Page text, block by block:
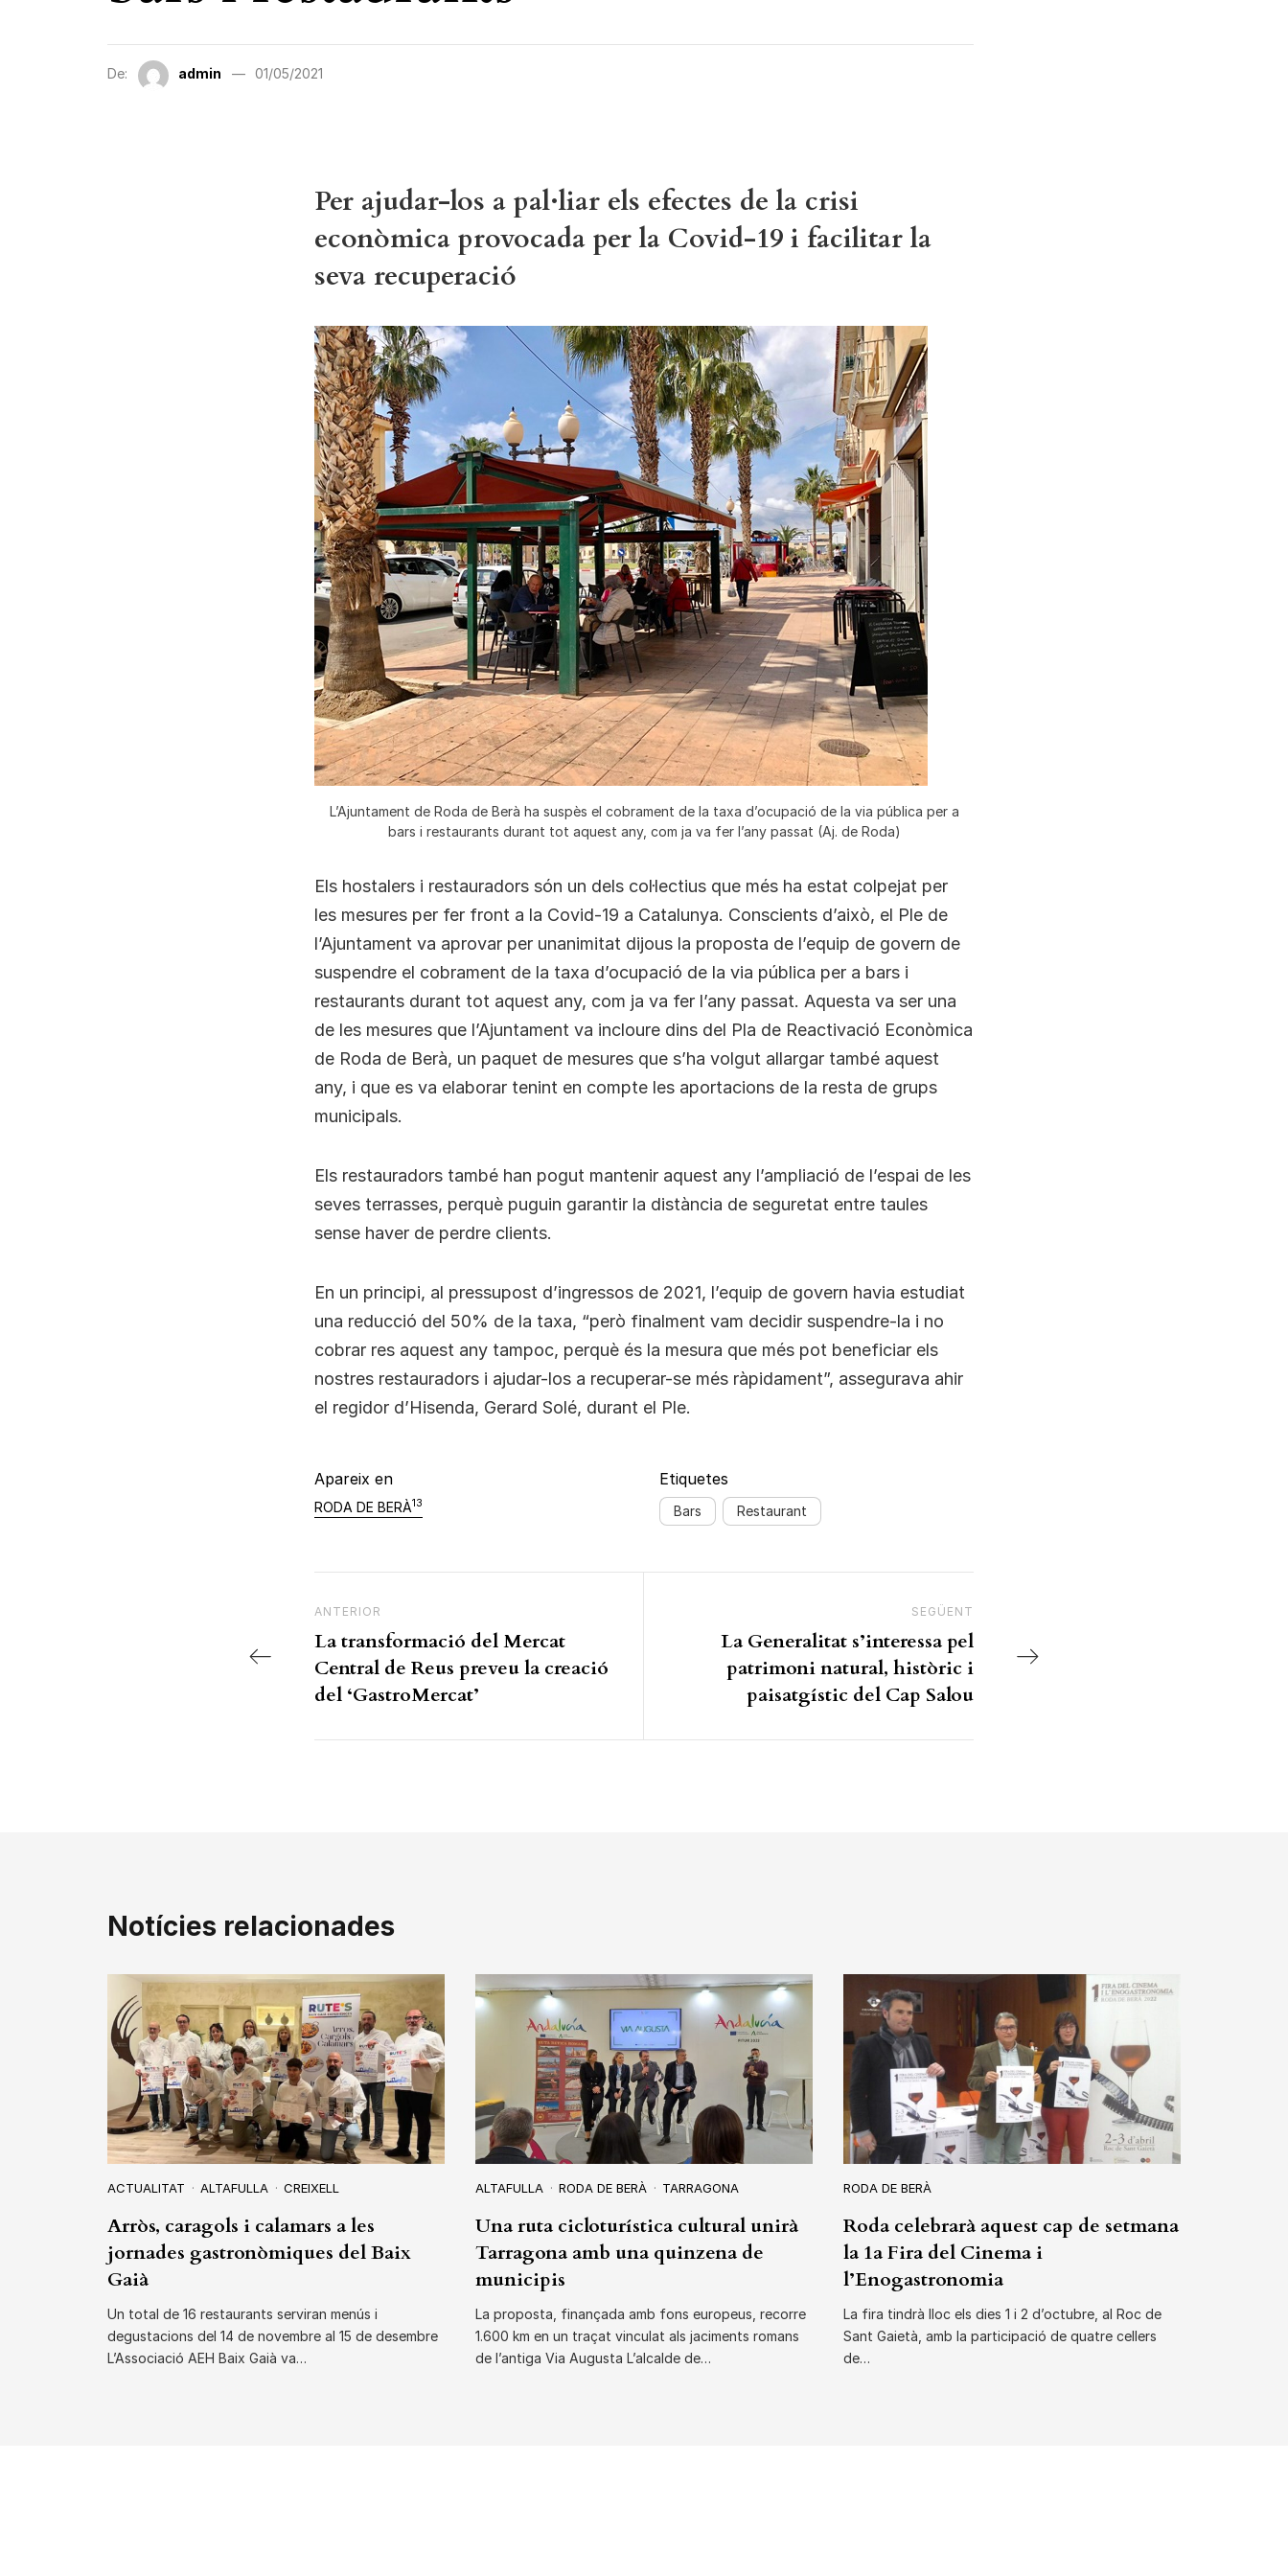
De: admin 01/05/2021
Per ajudar-los a pal·liar els efectes de la crisi
econòmica provocada per la Covid-19 i facilitar la
seva recuperació
L’Ajuntament de Roda de Berà ha suspès el cobrament de la taxa d’ocupació de la via pública per a
bars i restaurants durant tot aquest any, com ja va fer l’any passat (Aj. de Roda)
Els hostalers i restauradors són un dels col·lectius que més ha estat colpejat per
les mesures per fer front a la Covid-19 a Catalunya. Conscients d’això, el Ple de
l’Ajuntament va aprovar per unanimitat dijous la proposta de l’equip de govern de
suspendre el cobrament de la taxa d’ocupació de la via pública per a bars i
restaurants durant tot aquest any, com ja va fer l’any passat. Aquesta va ser una
de les mesures que l’Ajuntament va incloure dins del Pla de Reactivació Econòmica
de Roda de Berà, un paquet de mesures que s’ha volgut allargar també aquest
any, i que es va elaborar tenint en compte les aportacions de la resta de grups
municipals.
Els restauradors també han pogut mantenir aquest any l’ampliació de l’espai de les
seves terrasses, perquè puguin garantir la distància de seguretat entre taules
sense haver de perdre clients.
En un principi, al pressupost d’ingressos de 2021, l’equip de govern havia estudiat
una reducció del 50% de la taxa, “però finalment vam decidir suspendre-la i no
cobrar res aquest any tampoc, perquè és la mesura que més pot beneficiar els
nostres restauradors i ajudar-los a recuperar-se més ràpidament”, assegurava ahir
el regidor d’Hisenda, Gerard Solé, durant el Ple.
Apareix en
RODA DE BERÀ13
Etiquetes
Bars Restaurant
Previous Post
ANTERIOR
La transformació del Mercat
Central de Reus preveu la creació
del ‘GastroMercat’
SEGÜENT
La Generalitat s’interessa pel
patrimoni natural, històric i
paisatgístic del Cap Salou
Notícies relacionades
ACTUALITAT ALTAFULLA CREIXELL
Arròs, caragols i calamars a les
jornades gastronòmiques del Baix
Gaià
Un total de 16 restaurants serviran menús i
degustacions del 14 de novembre al 15 de desembre
L’Associació AEH Baix Gaià va…
ALTAFULLA RODA DE BERÀ TARRAGONA
Una ruta cicloturística cultural unirà
Tarragona amb una quinzena de
municipis
La proposta, finançada amb fons europeus, recorre
1.600 km en un traçat vinculat als jaciments romans
de l’antiga Via Augusta L’alcalde de…
RODA DE BERÀ
Roda celebrarà aquest cap de setmana
la 1a Fira del Cinema i
l’Enogastronomia
La fira tindrà lloc els dies 1 i 2 d’octubre, al Roc de
Sant Gaietà, amb la participació de quatre cellers
de…